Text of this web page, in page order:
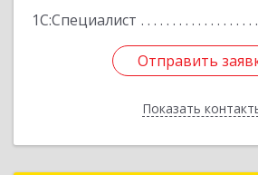
1С:Специалист
Отправить
Показать
Отправить
Назад